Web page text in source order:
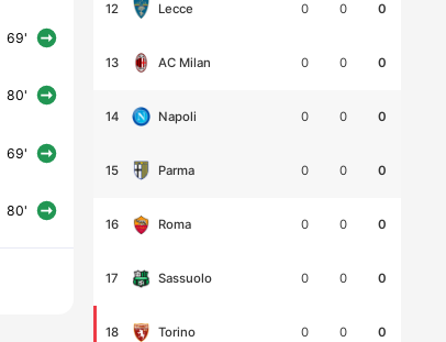
69'
80'
69'
80'
12 Lecce 0 0 0
13 AC Milan 0 0 0
14 Napoli 0 0 0
15 Parma 0 0 0
16 Roma 0 0 0
17 Sassuolo 0 0 0
18 Torino 0 0 0